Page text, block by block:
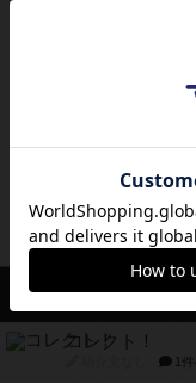
ポケモンごいた
ボド
コレクト！
1